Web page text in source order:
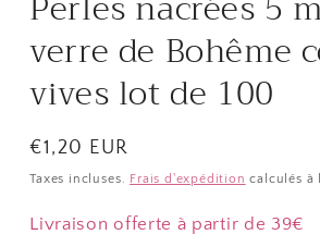
dans
fenêtre
modale
verre de Bohême
vives lot de 100
Prix
habituel
€1,20 EUR
Taxes incluses. Frais d'expédition calculés à
Livraison offerte à partir de 39€